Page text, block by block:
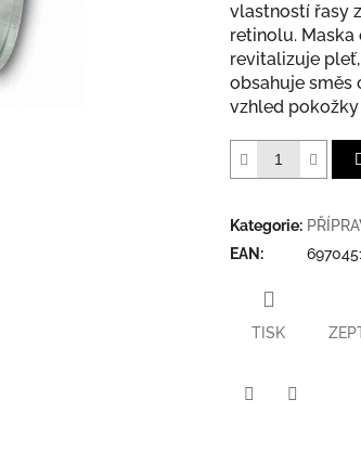
vlastností řasy
retinolu.
revitalizuje
obsahuje směs
vzhled
Kategorie:
EAN :
TISK